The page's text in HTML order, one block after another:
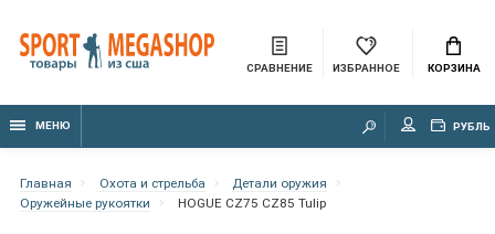
СРАВНЕНИЕ ИЗБРАННОЕ КОРЗИНА
МЕНЮ РУБЛЬ
Главная Охота и стрельба
Детали оружия
Оружейные рукоятки
HOGUE CZ75 CZ85 Tulip